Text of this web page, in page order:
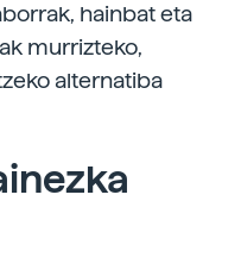
hainbat eta
murrizteko,
alternatiba